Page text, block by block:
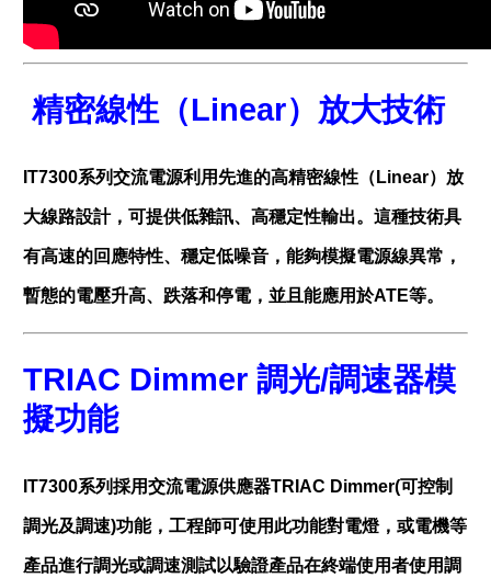
精密線性（Linear）放大技術
IT7300系列交流電源利用先進的高精密線性（Linear）放
大線路設計，可提供低雜訊、高穩定性輸出。這種技術具
有高速的回應特性、穩定低噪音，能夠模擬電源線異常，
暫態的電壓升高、跌落和停電，並且能應用於ATE等。
TRIAC Dimmer調光/調速器模
擬功能
IT7300系列採用交流電源供應器TRIAC Dimmer(可控制
調光及調速)功能，工程師可使用此功能對電燈，或電機等
產品進行調光或調速測試以驗證產品在終端使用者使用調